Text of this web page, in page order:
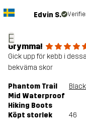
E
Edvin S.
Grymma!
Gick upp för kebb i
bekväma skor
Phantom Trail
Mid Waterproof
Hiking Boots
Köpt storlek 46